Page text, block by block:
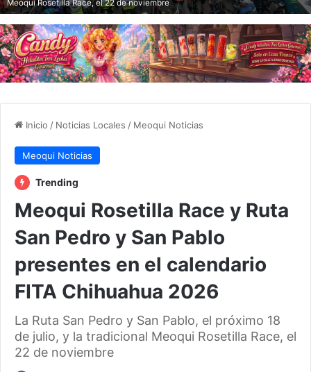
Meoqui Rosetilla Race, el 22 de noviembre
Inicio / Noticias Locales / Meoqui Noticias
Meoqui Noticias
Trending
Meoqui Rosetilla Race y Ruta
San Pedro y San Pablo
presentes en el calendario
FITA Chihuahua 2026
La Ruta San Pedro y San Pablo, el próximo 18
de julio, y la tradicional Meoqui Rosetilla Race, el
22 de noviembre